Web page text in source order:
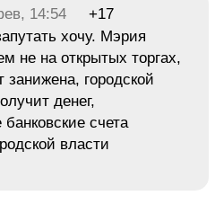
14:54
+17
хочу. Мэрия
не на открытых торгах,
занижена, городской
денег,
счета
власти